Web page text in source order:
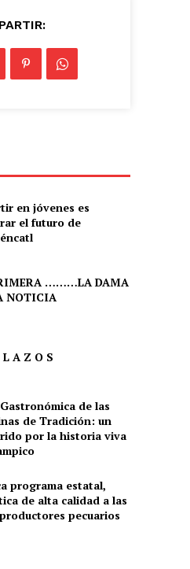
en jóvenes es
el futuro de
………LA DAMA
NOTICIA
L A Z O S
de las
de Tradición: un
por la historia viva
programa estatal,
de alta calidad a las
pecuarios